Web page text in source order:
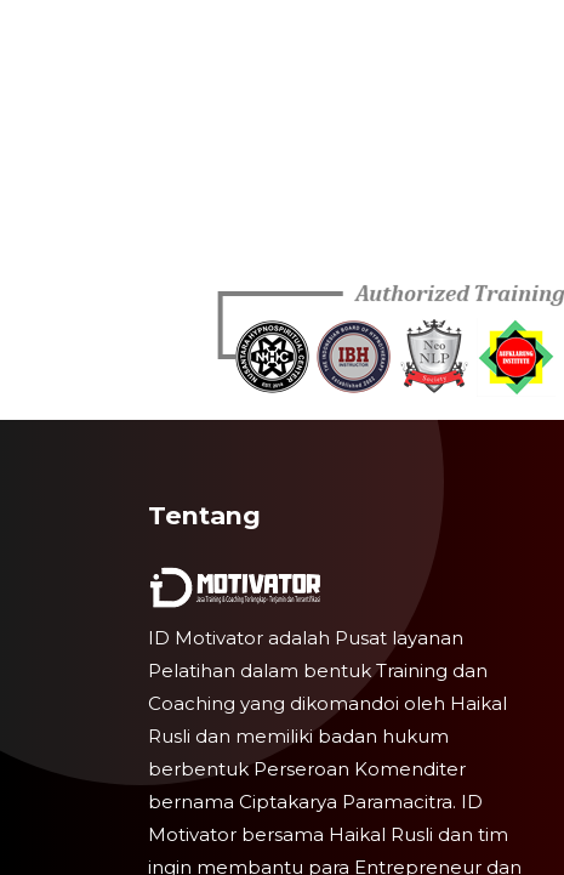
Tentang
ID Motivator adalah Pusat layanan
Pelatihan dalam bentuk Training dan
Coaching yang dikomandoi oleh Haikal
Rusli dan memiliki badan hukum
berbentuk Perseroan Komenditer
bernama Ciptakarya Paramacitra. ID
Motivator bersama Haikal Rusli dan tim
ingin membantu para Entrepreneur dan